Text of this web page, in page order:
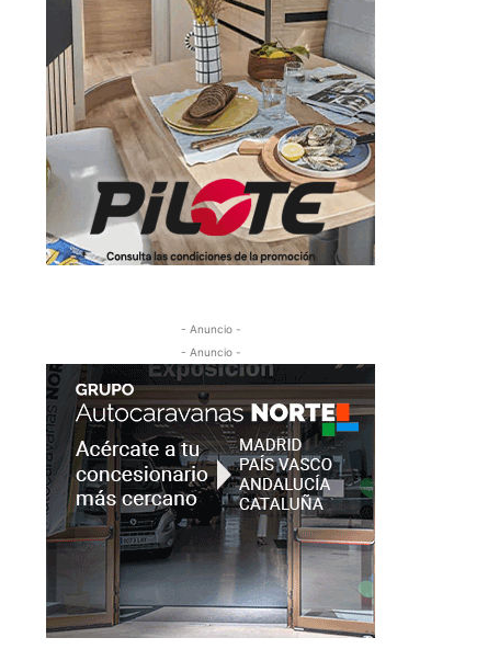
- Anuncio -
- Anuncio -